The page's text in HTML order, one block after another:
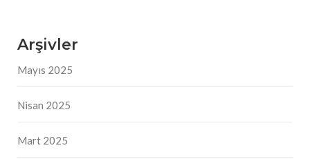
Arşivler
Mayıs 2025
Nisan 2025
Mart 2025